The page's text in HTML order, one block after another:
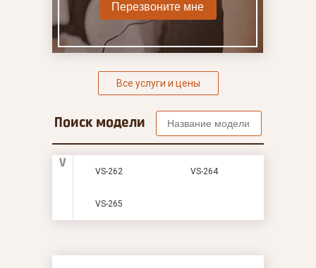
Перезвоните мне
Все услуги и цены
Поиск модели
V
VS-262 VS-264
VS-265